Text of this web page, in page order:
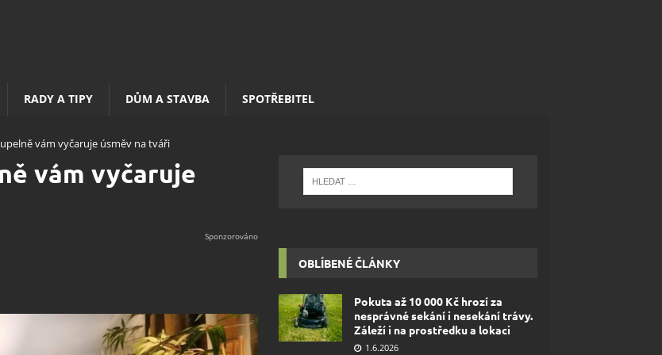
RADY A TIPY DŮM A STAVBA SPOTŘEBITEL
vám vyčaruje úsměv na tváři
vám vyčaruje
OBLÍBENÉ ČLÁNKY
Pokuta až 10 000 Kč hrozí za
nesprávné sekání i nesekání trávy.
Záleží i na prostředku a lokaci
1.6.2026